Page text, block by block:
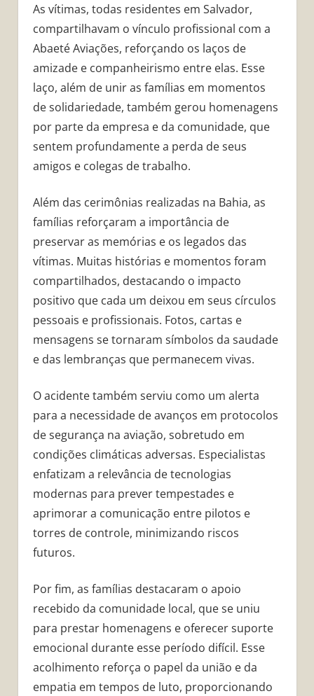
As vítimas, todas residentes em Salvador,
compartilhavam o vínculo profissional com a
Abaeté Aviações, reforçando os laços de
amizade e companheirismo entre elas. Esse
laço, além de unir as famílias em momentos
de solidariedade, também gerou homenagens
por parte da empresa e da comunidade, que
sentem profundamente a perda de seus
amigos e colegas de trabalho.
Além das cerimônias realizadas na Bahia, as
famílias reforçaram a importância de
preservar as memórias e os legados das
vítimas. Muitas histórias e momentos foram
compartilhados, destacando o impacto
positivo que cada um deixou em seus círculos
pessoais e profissionais. Fotos, cartas e
mensagens se tornaram símbolos da saudade
e das lembranças que permanecem vivas.
O acidente também serviu como um alerta
para a necessidade de avanços em protocolos
de segurança na aviação, sobretudo em
condições climáticas adversas. Especialistas
enfatizam a relevância de tecnologias
modernas para prever tempestades e
aprimorar a comunicação entre pilotos e
torres de controle, minimizando riscos
futuros.
Por fim, as famílias destacaram o apoio
recebido da comunidade local, que se uniu
para prestar homenagens e oferecer suporte
emocional durante esse período difícil. Esse
acolhimento reforça o papel da união e da
empatia em tempos de luto, proporcionando